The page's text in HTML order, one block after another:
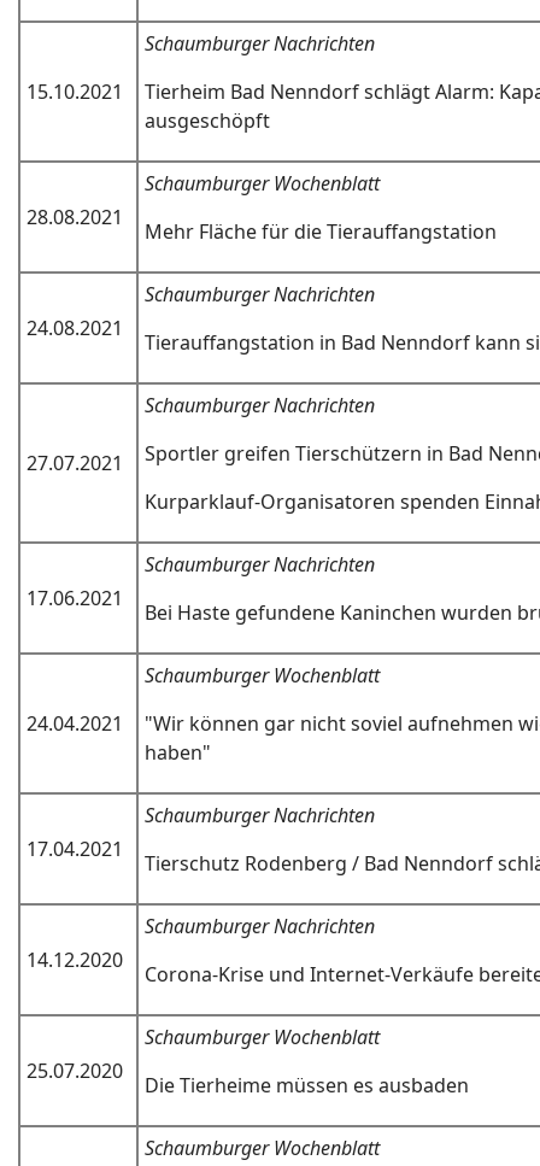
15.10.2021
Schaumburger Nachrichten
Tierheim Bad Nenndorf schlägt Alarm:
ausgeschöpft
28.08.2021
Schaumburger Wochenblatt
Mehr Fläche für die Tierauffangstation
24.08.2021
Schaumburger Nachrichten
Tierauffangstation in Bad Nenndorf kann
27.07.2021
Schaumburger Nachrichten
Sportler greifen Tierschützern in Bad
Kurparklauf-Organisatoren spenden
17.06.2021
Schaumburger Nachrichten
Bei Haste gefundene Kaninchen wurden
24.04.2021
Schaumburger Wochenblatt
"Wir können gar nicht soviel aufnehmen
haben"
17.04.2021
Schaumburger Nachrichten
Tierschutz Rodenberg / Bad Nenndorf
14.12.2020
Schaumburger Nachrichten
Corona-Krise und Internet-Verkäufe
25.07.2020
Schaumburger Wochenblatt
Die Tierheime müssen es ausbaden
Schaumburger Wochenblatt